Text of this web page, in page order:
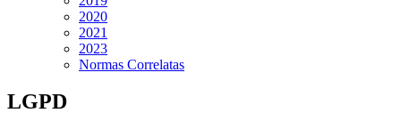
2020
2021
2023
Normas Correlatas
LGPD